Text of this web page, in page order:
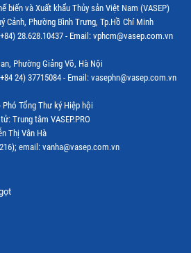
biến và Xuất khẩu Thủy sản Việt Nam (VASEP)
Cảnh, Phường Bình Trưng, Tp.Hồ Chí Minh
28.628.10437 - Email: vphcm@vasep.com.vn
Phường Giảng Võ, Hà Nội
24) 37715084 - Email: vasephn@vasep.com.vn
Tổng Thư ký Hiệp hội
Trung tâm VASEP.PRO
Thị Vân Hà
email: vanha@vasep.com.vn